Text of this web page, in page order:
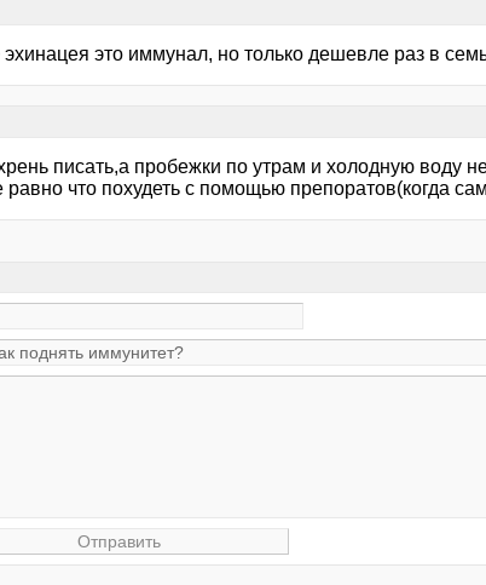
это иммунал, но только дешевле раз в
писать,а пробежки по утрам и холодную воду
равно что похудеть с помощью препоратов(когда